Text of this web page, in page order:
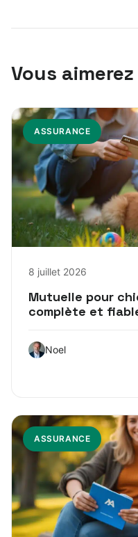
Vous
ASSURANCE
8 juillet 2026
Mutuelle pour
complète et
Noel
ASSURANCE